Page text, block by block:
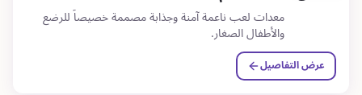
معدات لعب ناعمة آمنة وجذابة مصممة خصيصاً للرضع
والأطفال الصغار.
عرض التفاصيل